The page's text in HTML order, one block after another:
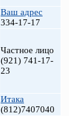
Ваш адрес
334-17-17
Частное лицо
(921) 741-17-
23
Итака
(812)7407040